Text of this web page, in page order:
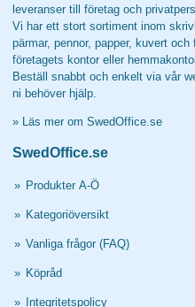
leveranser till företag och
Vi har ett stort sortiment inom
pärmar, pennor, papper, kuvert
företagets kontor eller
Beställ snabbt och enkelt via vår
ni behöver hjälp.
» Läs mer om SwedOffice.se
SwedOffice.se
» Produkter A-Ö
» Kategoriöversikt
» Vanliga frågor (FAQ)
» Köpråd
» Integritetspolicy